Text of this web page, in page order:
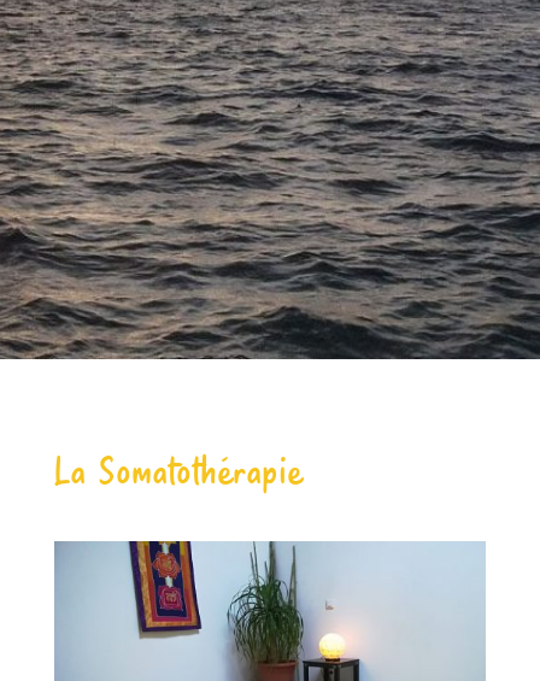
La Somatothérapie